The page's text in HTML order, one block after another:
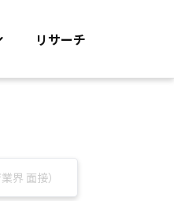
リサーチ